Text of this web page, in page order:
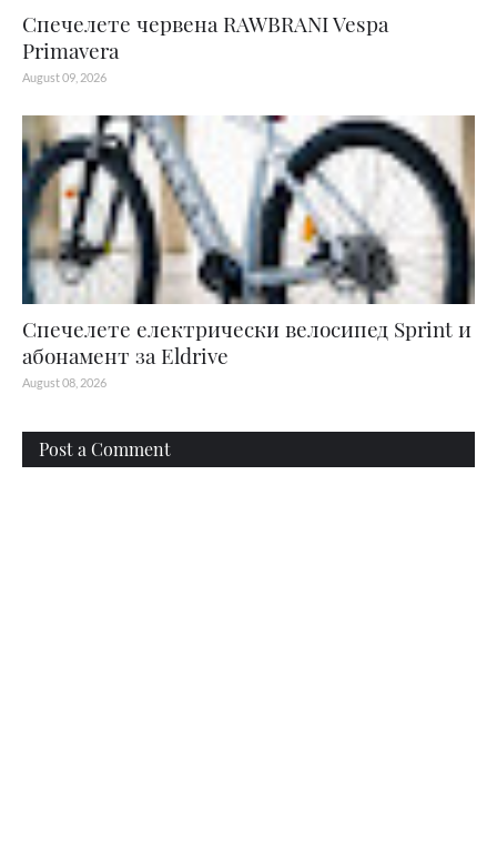
Спечелете червена RAWBRANI Vespa
Primavera
August 09, 2026
Спечелете електрически велосипед Sprint и
абонамент за Eldrive
August 08, 2026
Post a Comment